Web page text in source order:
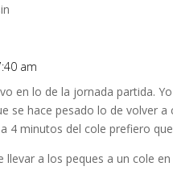
am
en lo de la jornada partida.
se hace pesado lo de volver
4 minutos del cole prefiero
a los peques a un cole